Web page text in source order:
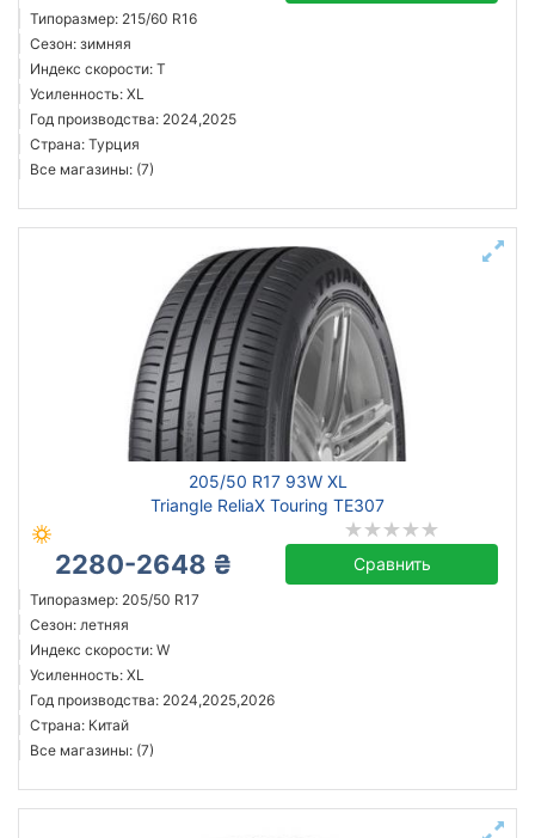
Типоразмер: 215/60 R16
Сезон: зимняя
Индекс скорости: T
Усиленность: XL
Год производства: 2024,2025
Страна: Турция
Все магазины: (7)
205/50 R17 93W XL
Triangle ReliaX Touring TE307
2280-2648 ₴ Сравнить
Типоразмер: 205/50 R17
Сезон: летняя
Индекс скорости: W
Усиленность: XL
Год производства: 2024,2025,2026
Страна: Китай
Все магазины: (7)